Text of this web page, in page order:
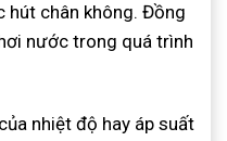
hút chân không. Đồng
nước trong quá trình
nhiệt độ hay áp suất